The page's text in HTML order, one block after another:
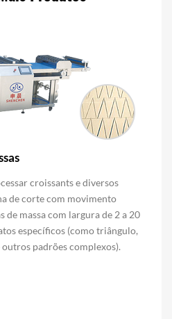
croissants e diversos
de corte com movimento
massa com largura de 2 a 20
específicos (como triângulo,
padrões complexos).